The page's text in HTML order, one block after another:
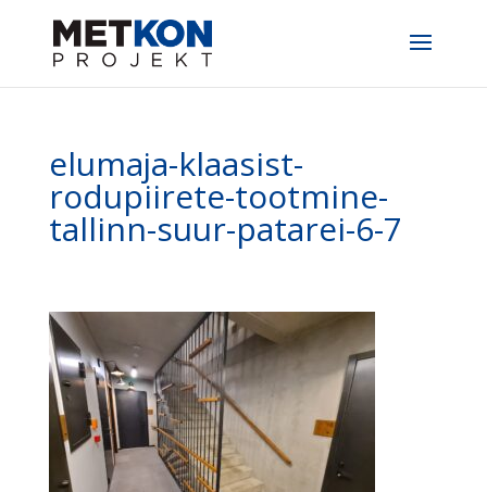
elumaja-klaasist-
rodupiirete-tootmine-
tallinn-suur-patarei-6-7